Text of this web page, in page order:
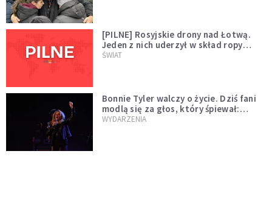
[PILNE] Rosyjskie drony nad Łotwą.
Jeden z nich uderzył w skład ropy
naftowej
ŚWIAT
Bonnie Tyler walczy o życie. Dziś fani
modlą się za głos, który śpiewał:
"Lord, help me"
WYDARZENIA